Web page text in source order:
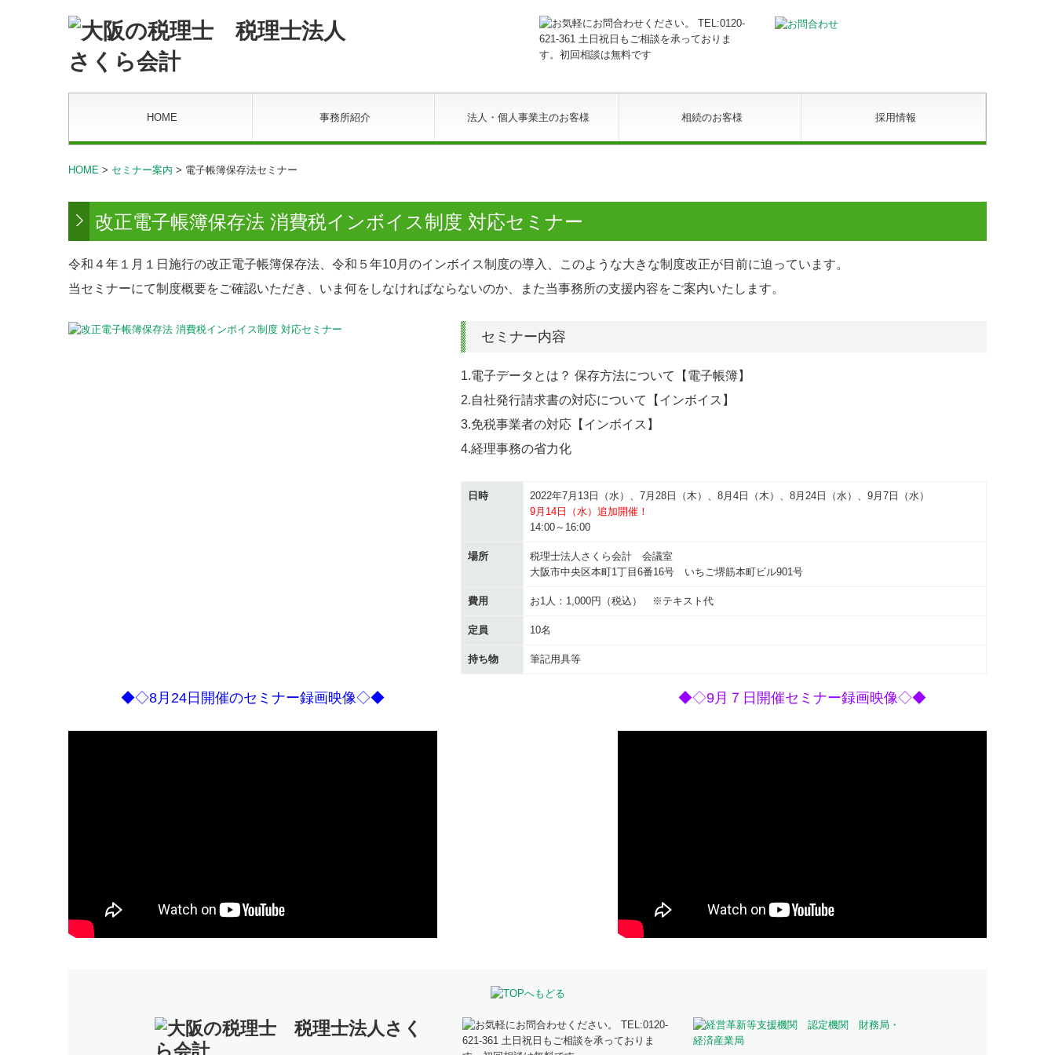
HOME 事務所紹介 法人・個人事業主のお客様 相続のお客様 採用情報
HOME > セミナー案内 > 電子帳簿保存法セミナー
改正電子帳簿保存法 消費税インボイス制度 対応セミナー
令和４年１⽉１⽇施⾏の改正電⼦帳簿保存法、令和５年10⽉のインボイス制度の導⼊、このような⼤きな制度改正が⽬前に迫っています。
当セミナーにて制度概要をご確認いただき、いま何をしなければならないのか、
また当事務所の⽀援内容をご案内いたします。
セミナー内容
1.電子データとは？ 保存方法について【電子帳簿】
2.自社発行請求書の対応について【インボイス】
3.免税事業者の対応【インボイス】
4.経理事務の省力化
日時
2022年7月13日（水）、7月28日（木）、8月4日（木）、8月24日（水）、9月7日（水）
9月14日（水）追加開催！
14:00～16:00
場所
税理士法人さくら会計 会議室
大阪市中央区本町1丁目6番16号 いちご堺筋本町ビル901号
費用 お1人：1,000円（税込） ※テキスト代
定員 10名
持ち物 筆記用具等
◆◇8月24日開催のセミナー録画映像◇◆ ◆◇9月７日開催セミナー録画映像◇◆